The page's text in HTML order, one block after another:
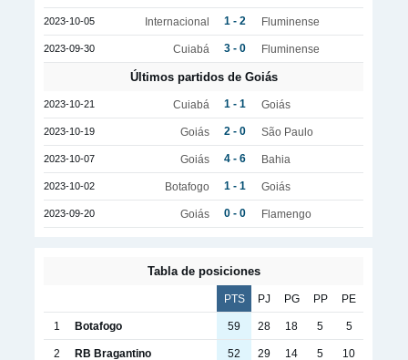
2023-10-05 Internacional 1 - 2 Fluminense
2023-09-30 Cuiabá 3 - 0 Fluminense
Últimos partidos de Goiás
2023-10-21 Cuiabá 1 - 1 Goiás
2023-10-19 Goiás 2 - 0 São Paulo
2023-10-07 Goiás 4 - 6 Bahia
2023-10-02 Botafogo 1 - 1 Goiás
2023-09-20 Goiás 0 - 0 Flamengo
Tabla de posiciones
PTS PJ PG PP PE
1 Botafogo 59 28 18 5 5
2 RB Bragantino 52 29 14 5 10